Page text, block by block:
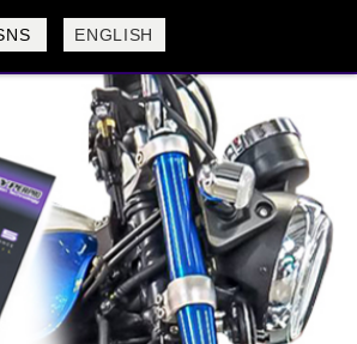
ENGLISH
CAGIVA DUCATI